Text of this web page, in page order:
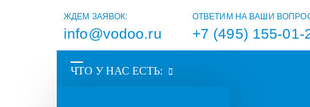
ЖДЕМ ЗАЯВОК:
info@vodoo.ru
ОТВЕТИМ НА ВАШИ
+7 (495) 155-01-
ЧТО У НАС ЕСТЬ: